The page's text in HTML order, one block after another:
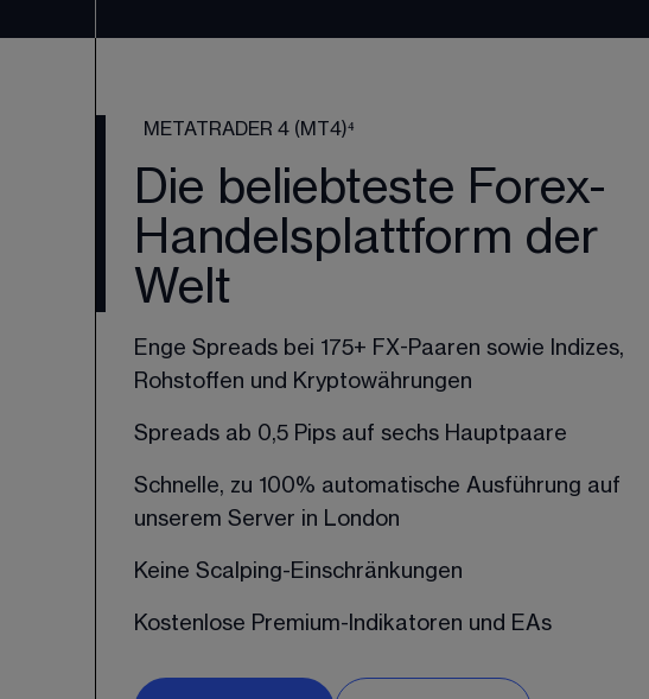
METATRADER 4 (MT4)⁴
Die beliebteste Forex-
Handelsplattform der
Welt
Enge Spreads bei 175+ FX-Paaren sowie Indizes,
Rohstoffen und Kryptowährungen
Spreads ab 0,5 Pips auf sechs Hauptpaare
Schnelle, zu 100% automatische Ausführung auf
unserem Server in London
Keine Scalping-Einschränkungen
Kostenlose Premium-Indikatoren und EAs